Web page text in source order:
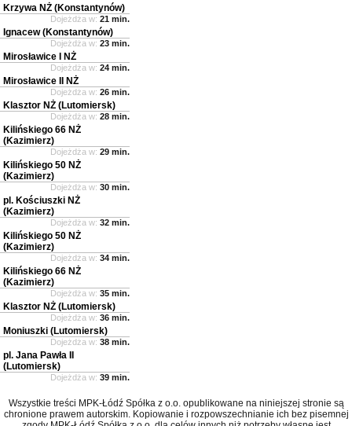
Krzywa NŻ (Konstantynów)
Dojeżdża w: 21 min.
Ignacew (Konstantynów)
Dojeżdża w: 23 min.
Mirosławice I NŻ
Dojeżdża w: 24 min.
Mirosławice II NŻ
Dojeżdża w: 26 min.
Klasztor NŻ (Lutomiersk)
Dojeżdża w: 28 min.
Kilińskiego 66 NŻ
(Kazimierz)
Dojeżdża w: 29 min.
Kilińskiego 50 NŻ
(Kazimierz)
Dojeżdża w: 30 min.
pl. Kościuszki NŻ
(Kazimierz)
Dojeżdża w: 32 min.
Kilińskiego 50 NŻ
(Kazimierz)
Dojeżdża w: 34 min.
Kilińskiego 66 NŻ
(Kazimierz)
Dojeżdża w: 35 min.
Klasztor NŻ (Lutomiersk)
Dojeżdża w: 36 min.
Moniuszki (Lutomiersk)
Dojeżdża w: 38 min.
pl. Jana Pawła II
(Lutomiersk)
Dojeżdża w: 39 min.
Wszystkie treści MPK-Łódź Spółka z o.o. opublikowane na niniejszej stronie są
chronione prawem autorskim. Kopiowanie i rozpowszechnianie ich bez pisemnej